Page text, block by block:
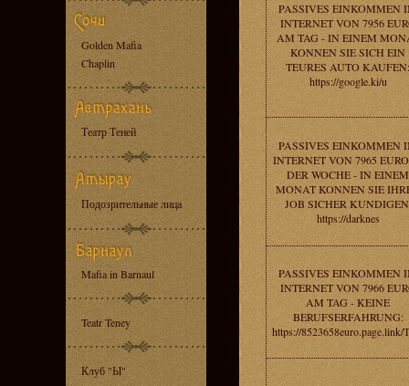
Golden Mafia
Chaplin
Театр Теней
Подозрительные лица
Mafia in Barnaul
Teatr Teney
Клуб "Ы"
PASSIVES EINKOMMEN
INTERNET VON 7956
AM TAG - IN EINEM
KONNEN SIE SICH EIN
TEURES AUTO KAUFEN:
https://google.ki/u
PASSIVES EINKOMMEN
INTERNET VON 7965
DER WOCHE - IN EINEM
MONAT KONNEN SIE
JOB SICHER
https://darknes
PASSIVES EINKOMMEN
INTERNET VON 7966
AM TAG - KEINE
BERUFSERFAHRUNG:
https://8523658euro.page.link/